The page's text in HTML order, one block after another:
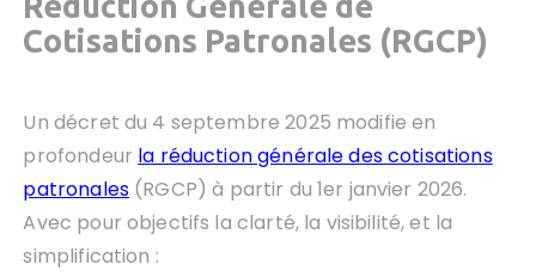
Cotisations Patronales (RGCP)
Un décret du 4 septembre 2025 modifie en
profondeur la réduction générale des cotisations
patronales (RGCP) à partir du 1er janvier 2026.
Avec pour objectifs la clarté, la visibilité, et la
simplification :